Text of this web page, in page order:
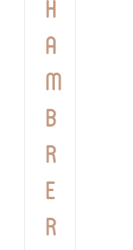
h
a
m
b
r
e
r